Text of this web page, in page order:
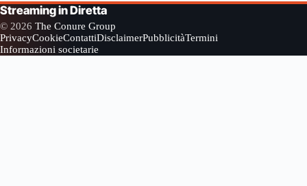
Streaming in Diretta
© 2026 The Conure Group
PrivacyCookieContattiDisclaimerPubblicitàTermini
Informazioni societarie